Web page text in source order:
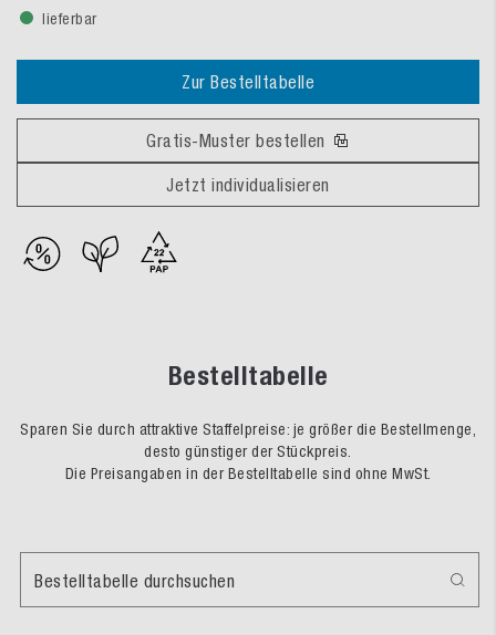
lieferbar
Zur Bestelltabelle
Gratis-Muster bestellen
Jetzt individualisieren
Bestelltabelle
Sparen Sie durch attraktive Staffelpreise: je größer die Bestellmenge,
desto günstiger der Stückpreis.
Die Preisangaben in der Bestelltabelle sind ohne MwSt.
Bestelltabelle durchsuchen